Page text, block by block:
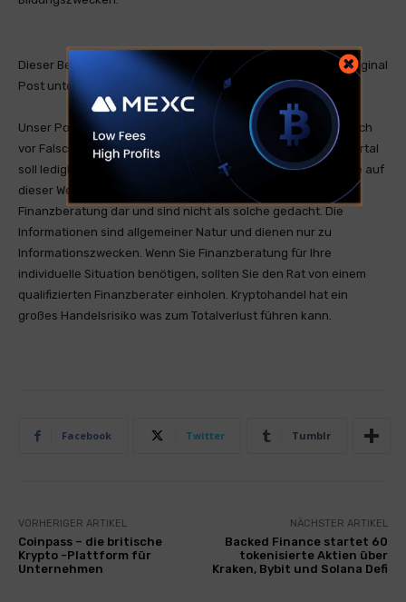
Dieser Beitrag ist ein öffentlicher RSS Feed. Sie finden den Original
Post unter crypto.news .
Unser Portal ist ein RSS-Nachrichtendienst und distanziert sich
vor Falschmeldungen oder Irreführung. Unser Nachrichtenportal
soll lediglich zum Informationsaustausch genutzt werden. Die auf
dieser Website bereitgestellten Informationen stellen keine
Finanzberatung dar und sind nicht als solche gedacht. Die
Informationen sind allgemeiner Natur und dienen nur zu
Informationszwecken. Wenn Sie Finanzberatung für Ihre
individuelle Situation benötigen, sollten Sie den Rat von einem
qualifizierten Finanzberater einholen. Kryptohandel hat ein
großes Handelsrisiko was zum Totalverlust führen kann.
Facebook Twitter Tumblr
VORHERIGER ARTIKEL
Coinpass – die britische
Krypto -Plattform für
Unternehmen
NÄCHSTER ARTIKEL
Backed Finance startet 60
tokenisierte Aktien über
Kraken, Bybit und Solana Defi